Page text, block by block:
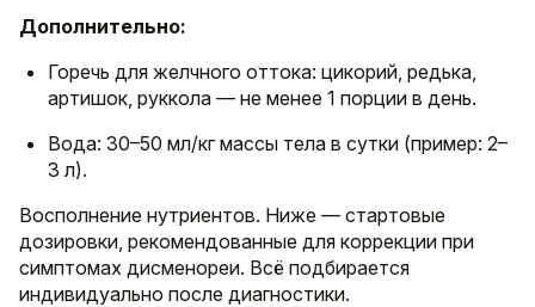
Дополнительно:
Горечь для желчного оттока: цикорий, редька,
артишок, руккола — не менее 1 порции в день.
Вода: 30–50 мл/кг массы тела в сутки (пример: 2–
3 л).
Восполнение нутриентов. Ниже — стартовые
дозировки, рекомендованные для коррекции при
симптомах дисменореи. Всё подбирается
индивидуально после диагностики.